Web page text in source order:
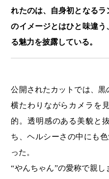
れたのは、自身初となる
のイメージとはひと味違
る魅力を披露している。
公開されたカットでは、
横たわりながらカメラを
的。透明感のある美貌と
ち、ヘルシーさの中にも
った。
“やんちゃん”の愛称で親